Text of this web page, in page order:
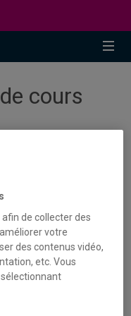
cours
de collecter des
votre
des contenus vidéo,
etc. Vous